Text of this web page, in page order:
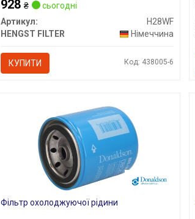
928 ₴
сьогодні
Артикул:
H28WF
HENGST FILTER
Німеччина
КУПИТИ Код: 438005-6
Фільтр охолоджуючої рідини